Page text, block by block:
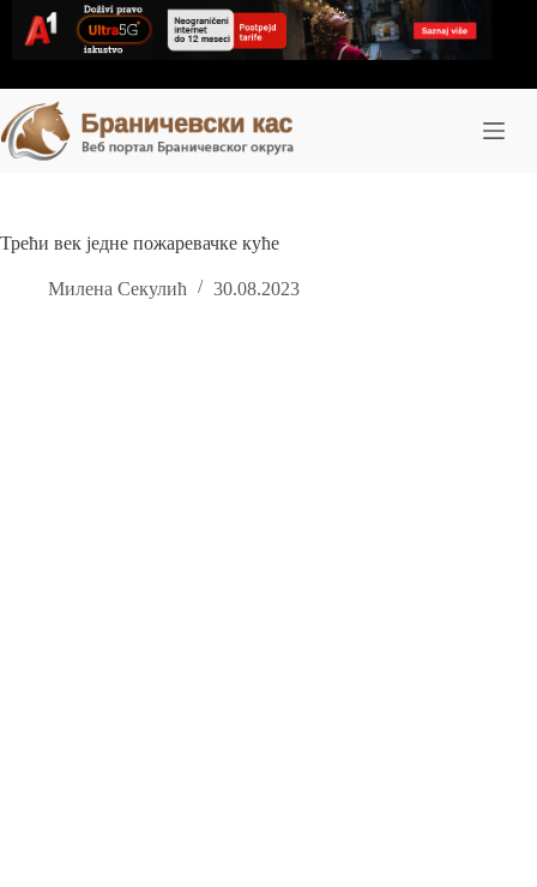
content
Трећи век једне пожаревачке куће
Милена Секулић 30.08.2023